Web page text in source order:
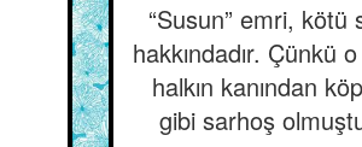
“Susun” emri, kötü
hakkındadır. Çünkü
halkın kanından
gibi sarhoş